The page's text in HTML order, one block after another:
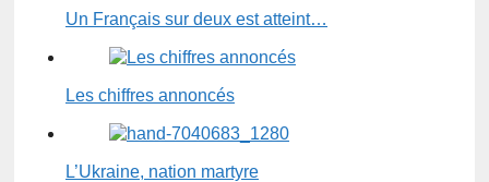
Un Français sur deux est atteint…
Les chiffres annoncés
L’Ukraine, nation martyre